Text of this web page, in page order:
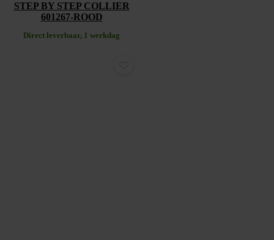
STEP BY STEP COLLIER
601267-ROOD
Direct leverbaar, 1 werkdag